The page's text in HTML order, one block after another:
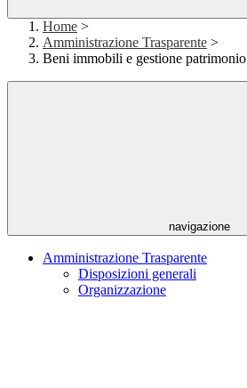
Home >
Amministrazione Trasparente >
Beni immobili e gestione patrimonio
navigazione
Amministrazione Trasparente
Disposizioni generali
Organizzazione